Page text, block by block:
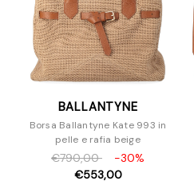
BALLANTYNE
Borsa Ballantyne Kate 993 in
pelle e rafia beige
€790,00
-30%
€553,00